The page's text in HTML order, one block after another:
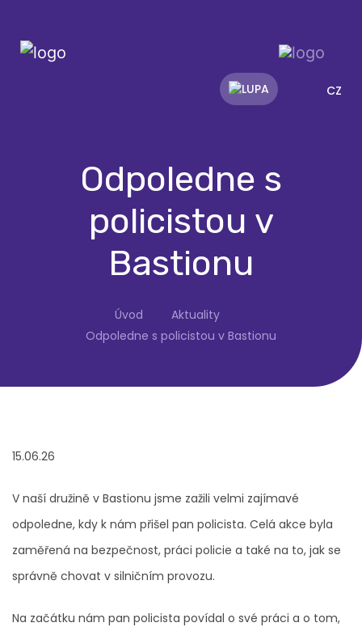
CZ
Odpoledne s
policistou v
Bastionu
Úvod
Aktuality
Odpoledne s policistou v Bastionu
15.06.26
V naší družině v Bastionu jsme zažili velmi zajímavé
odpoledne, kdy k nám přišel pan policista. Celá akce byla
zaměřená na bezpečnost, práci policie a také na to, jak se
správně chovat v silničním provozu.
Na začátku nám pan policista povídal o své práci a o tom,